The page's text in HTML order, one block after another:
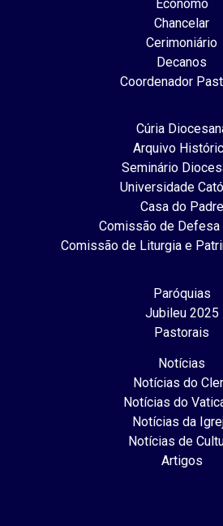
Ecônomo
Chancelar
Cerimoniário
Decanos
Coordenador
Cúria
Arquivo
Seminário
Universidade
Casa do Padre
Comissão de Defesa
Comissão de Liturgia e
Paróquias
Jubileu 2025
Pastorais
Notícias
Notícias do
Notícias do
Notícias da
Notícias de
Artigos